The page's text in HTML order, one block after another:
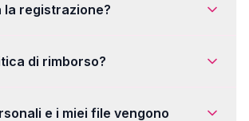
la registrazione?
di rimborso?
e i miei file vengono